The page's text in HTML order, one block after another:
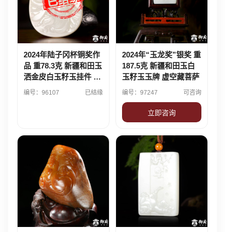
2024年陆子冈杯铜奖作
品 重78.3克 新疆和田玉
洒金皮白玉籽玉挂件 关
圣帝君
编号：96107 已结缘
2024年“玉龙奖”银奖 重
187.5克 新疆和田玉白
玉籽玉玉牌 虚空藏菩萨
编号：97247 可咨询
立即咨询